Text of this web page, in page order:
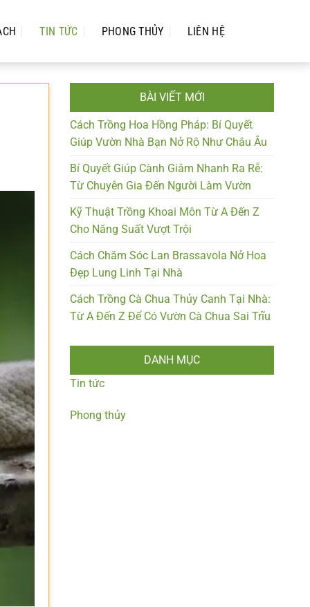
TIN TỨC PHONG THỦY LIÊN HỆ
BÀI VIẾT MỚI
Cách Trồng Hoa Hồng Pháp: Bí Quyết
Giúp Vườn Nhà Bạn Nở Rộ Như Châu Âu
Bí Quyết Giúp Cành Giâm Nhanh Ra Rễ:
Từ Chuyên Gia Đến Người Làm Vườn
Kỹ Thuật Trồng Khoai Môn Từ A Đến Z
Cho Năng Suất Vượt Trội
Cách Chăm Sóc Lan Brassavola Nở Hoa
Đẹp Lung Linh Tại Nhà
Cách Trồng Cà Chua Thủy Canh Tại Nhà:
Từ A Đến Z Để Có Vườn Cà Chua Sai Trĩu
DANH MỤC
Tin tức
Phong thủy